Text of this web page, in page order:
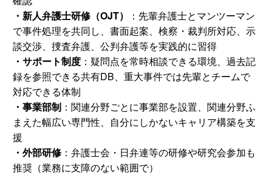
・新人弁護士研修（OJT）
：先輩弁護士とマンツーマン
で事件処理を共同し、書面起案、検察・裁判所対応、示
談交渉、捜査弁護、公判弁護等を実践的に習得
・サポート制度 ：疑問点を常時相談できる環境、過去記
録を参照できる共有DB、重大事件では先輩とチームで
対応できる体制
・事業部制 ：関連分野ごとに事業部を設置、関連分野ふ
まえた幅広い専門性、自分にしかないキャリア構築を支
援
・外部研修 ：弁護士会・日弁連等の研修や研究会参加も
推奨（業務に支障のない範囲で）